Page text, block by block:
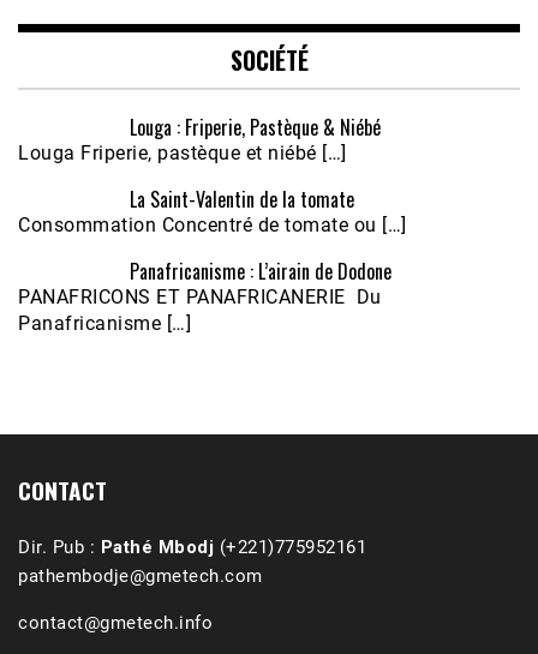
EMBED
Écoutez le parcours de Claudiane Kapia
Nobana (Podologue)
Feb 24, 2021 • 28mn
SOCIÉTÉ
Louga : Friperie, Pastèque & Niébé
Louga Friperie, pastèque et niébé […]
La Saint-Valentin de la tomate
Consommation Concentré de tomate ou […]
Panafricanisme : L’airain de Dodone
PANAFRICONS ET PANAFRICANERIE Du
Panafricanisme […]
CONTACT
Dir. Pub : Pathé Mbodj (+221)775952161
pathembodje@gmetech.com
contact@gmetech.info